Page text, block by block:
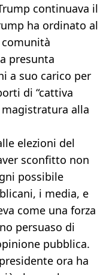
continuava il
ha ordinato al
presunta
a suo carico per
di “cattiva
alla
elezioni del
sconfitto non
possibile
i media, e
come una forza
persuaso di
pubblica.
ora ha